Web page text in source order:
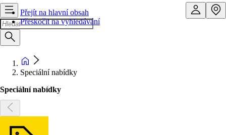
Přejít na hlavní obsah
Přeskočit na vyhledávání
Speciální nabídky
Speciální nabídky